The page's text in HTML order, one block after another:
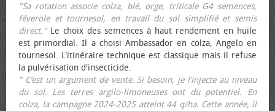
"Sa rotation associe colza, blé, orge, triticale G4 semences,
féverole et tournesol, en travail du sol simplifié et semis
direct."Le choix des semences à haut rendement en huile
est primordial. Il a choisi Ambassador en colza, Angelo en
tournesol. L'itinéraire technique est classique mais il refuse
la pulvérisation d'insecticide.
" C’est un argument de vente. Si besoin, je l’injecte au niveau
du sol. Les terres argilo-limoneuses ont du potentiel. En
colza, la campagne 2024-2025 atteint 44 q/ha. Cette année, il